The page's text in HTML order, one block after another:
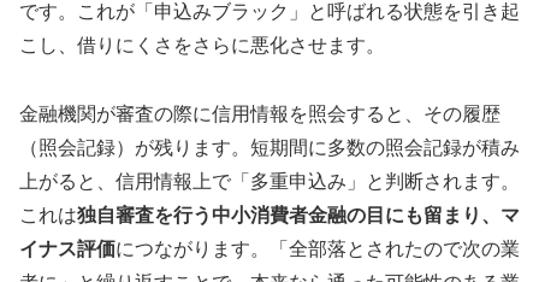
です。これが「申込みブラック」と呼ばれる状態を引き起
こし、借りにくさをさらに悪化させます。
金融機関が審査の際に信用情報を照会すると、その履歴
（照会記録）が残ります。短期間に多数の照会記録が積み
上がると、信用情報上で「多重申込み」と判断されます。
これは独自審査を行う中小消費者金融の目にも留まり、マ
イナス評価につながります。「全部落とされたので次の業